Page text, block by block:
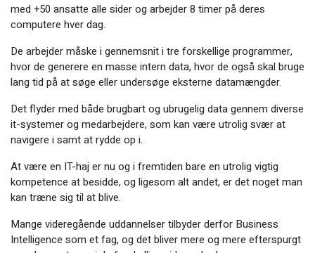
med +50 ansatte alle sider og arbejder 8 timer på deres
computere hver dag.
De arbejder måske i gennemsnit i tre forskellige programmer,
hvor de generere en masse intern data, hvor de også skal bruge
lang tid på at søge eller undersøge eksterne datamængder.
Det flyder med både brugbart og ubrugelig data gennem diverse
it-systemer og medarbejdere, som kan være utrolig svær at
navigere i samt at rydde op i.
At være en IT-haj er nu og i fremtiden bare en utrolig vigtig
kompetence at besidde, og ligesom alt andet, er det noget man
kan træne sig til at blive.
Mange videregående uddannelser tilbyder derfor Business
Intelligence som et fag, og det bliver mere og mere efterspurgt